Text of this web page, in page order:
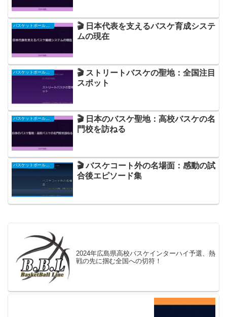
バスケットボール関連
🎬 日本代表を支えるバスケ育成システ
ムの現在
🎬 ストリートバスケの聖地：全国注目
スポット
バスケットボール関連
🎬 日本のバスケ聖地：高校バスケの名
門校を訪ねる
バスケットボール関連
🎬 バスケコート外の名場面：感動の試
合後エピソード集
2024年広島県高校バスケインターハイ予選、熱
戦の先に掴む全国への切符！